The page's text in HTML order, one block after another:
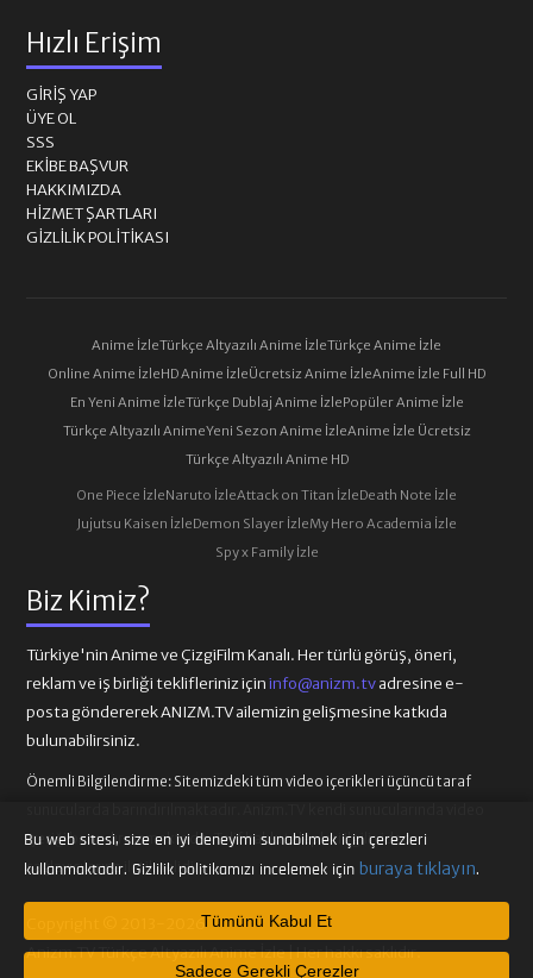
Biz Kimiz?
Türkiye'nin Anime ve ÇizgiFilm Kanalı. Her türlü görüş, öneri,
reklam ve iş birliği teklifleriniz içininfo@anizm.tvadresine e-
posta göndererek ANIZM.TV ailemizin gelişmesine katkıda
bulunabilirsiniz.
Önemli Bilgilendirme: Sitemizdeki tüm video içerikleri üçüncü taraf
içeriği barındırmamaktadır. Telif hakkı talepleri ilgili video
sağlayıcılarına iletilmelidir.
Copyright © 2013-2026
Anizm.TV Türkçe Altyazılı Anime İzle | Her hakkı saklıdır.
Hızlı Erişim
GIRIŞ YAP
ÜYE OL
SSS
EKIBE BAŞVUR
HAKKIMIZDA
HIZMET ŞARTLARI
GIZLILIK POLITIKASI
Anime İzleTürkçe Altyazılı Anime İzleTürkçe Anime İzle
Online Anime İzleHD Anime İzleÜcretsiz Anime İzleAnime İzle Full HD
En Yeni Anime İzleTürkçe Dublaj Anime İzlePopüler Anime İzle
Türkçe Altyazılı AnimeYeni Sezon Anime İzleAnime İzle Ücretsiz
Türkçe Altyazılı Anime HD
One Piece İzleNaruto İzleAttack on Titan İzleDeath Note İzle
Jujutsu Kaisen İzleDemon Slayer İzleMy Hero Academia İzle
Spy x Family İzle
Bu web sitesi, size en iyi deneyimi sunabilmek için çerezleri
kullanmaktadır. Gizlilik politikamızı incelemek için buraya tıklayın.
Tümünü Kabul Et
Sadece Gerekli Çerezler